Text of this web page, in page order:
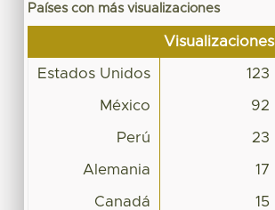
Países con más visualizaciones
Visualizaciones
Estados Unidos 123
México 92
Perú 23
Alemania 17
Canadá 15